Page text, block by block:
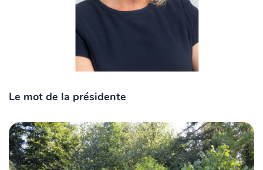
Le mot de la présidente